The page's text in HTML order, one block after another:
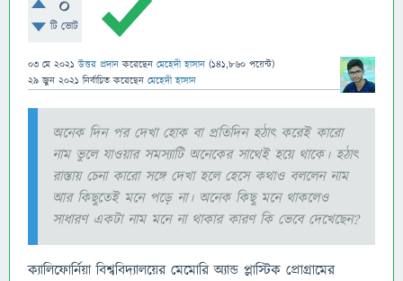
0
টি ভোট
03 মে 2021 উত্তর প্রদান করেছেন মেহেদী হাসান (141,860 পয়েন্ট)
29 জুন 2021 নির্বাচিত করেছেন মেহেদী হাসান
অনেক দিন পর দেখা হোক বা প্রতিদিন হঠাৎ করেই কারো
নাম ভুলে যাওয়ার সমস্যাটি অনেকের সাথেই হয়ে থাকে। হঠাৎ
রাস্তায় চেনা কারো সঙ্গে দেখা হলে হেসে কথাও বললেন নাম
আর কিছুতেই মনে পড়ে না। অনেক কিছু মনে থাকলেও
সাধারণ একটা নাম মনে না থাকার কারণ কি ভেবে দেখেছেন?
ক্যালিফোর্নিয়া বিশ্ববিদ্যালয়ের মেমোরি অ্যান্ড প্লাস্টিক প্রোগ্রামের